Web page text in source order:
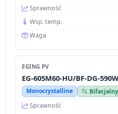
Sprawność
Wsp. temp.
Waga
EGING PV
EG-605M60-HU/BF-DG-590W
Monocrystalline
Bifacjalny
Sprawność